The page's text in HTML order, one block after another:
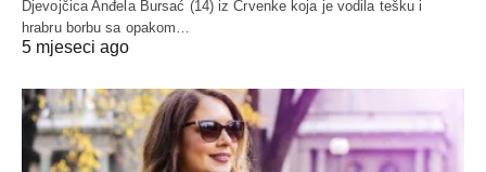
Djevojčica Anđela Bursać (14) iz Crvenke koja je vodila tešku i
hrabru borbu sa opakom…
5 mjeseci ago